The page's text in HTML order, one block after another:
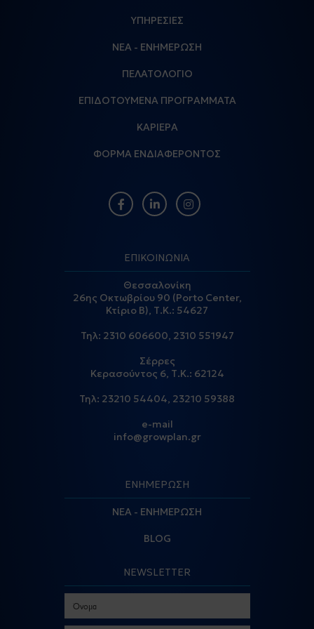
ΥΠΗΡΕΣΙΕΣ
ΝΕΑ - ΕΝΗΜΕΡΩΣΗ
ΠΕΛΑΤΟΛΟΓΙΟ
ΕΠΙΔΟΤΟΥΜΕΝΑ ΠΡΟΓΡΑΜΜΑΤΑ
ΚΑΡΙΕΡΑ
ΦΟΡΜΑ ΕΝΔΙΑΦΕΡΟΝΤΟΣ
ΕΠΙΚΟΙΝΩΝΙΑ
Θεσσαλονίκη
26ης Οκτωβρίου 90 (Porto Center,
Κτίριο Β), Τ.Κ.: 54627
Τηλ: 2310 606600, 2310 551947
Σέρρες
Κερασούντος 6, Τ.Κ.: 62124
Τηλ: 23210 54404, 23210 59388
e-mail
info@growplan.gr
ΕΝΗΜΕΡΩΣΗ
ΝΕΑ - ΕΝΗΜΕΡΩΣΗ
BLOG
NEWSLETTER